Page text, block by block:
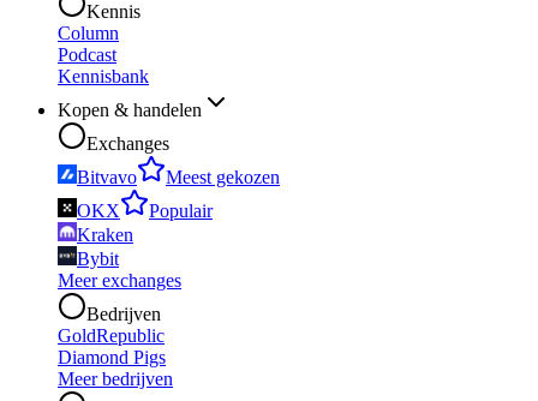
Kennis
Column
Podcast
Kennisbank
Kopen & handelen
Exchanges
Bitvavo
Meest gekozen
OKX
Populair
Kraken
Bybit
Meer exchanges
Bedrijven
GoldRepublic
Diamond Pigs
Meer bedrijven